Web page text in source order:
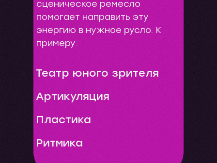
сценическое ремесло
помогает направить эту
энергию в нужное русло. К
примеру:
Театр юного зрителя
Артикуляция
Пластика
Ритмика